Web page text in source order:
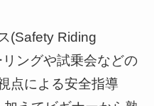
(Safety Riding
ングや試乗会などの
点による安全指導